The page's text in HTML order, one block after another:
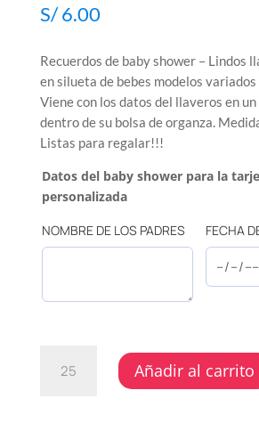
S/6.00
Recuerdos de baby shower – Lindos
en silueta de bebes modelos
Viene con los datos del llaveros en
dentro de su bolsa de organza.
Listas para regalar!!!
Datos del baby shower para la
personalizada
NOMBRE DE LOS PADRES
FECHA
SHOWER
Añadir al carrito